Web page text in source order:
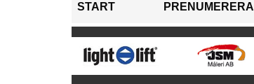
START PRENUMERERA